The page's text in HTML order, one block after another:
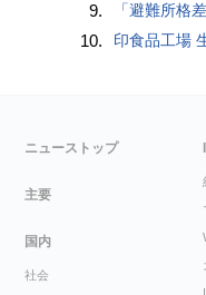
9. 「避難所格
10. 印食品工場
ニューストップ
主要
国内
社会